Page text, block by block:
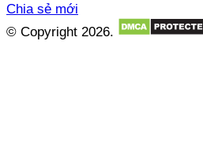
Chia sẻ mới
© Copyright 2026.